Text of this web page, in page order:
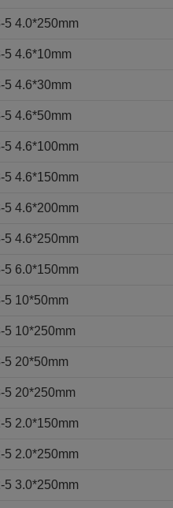
5 4.0*250mm
5 4.6*10mm
5 4.6*30mm
5 4.6*50mm
5 4.6*100mm
5 4.6*150mm
5 4.6*200mm
5 4.6*250mm
5 6.0*150mm
5 10*50mm
5 10*250mm
5 20*50mm
5 20*250mm
5 2.0*150mm
5 2.0*250mm
5 3.0*250mm